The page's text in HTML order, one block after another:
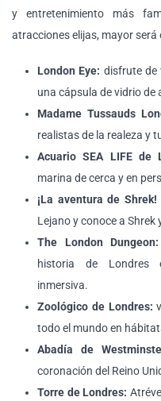
y entretenimiento más
atracciones elijas, mayor será
London Eye: disfrute de
una cápsula de vidrio de
Madame Tussauds
realistas de la realeza y
Acuario SEA LIFE de
marina de cerca y en
¡La aventura de Shrek!
Lejano y conoce a Shrek
The London Dungeon:
historia de Londres
inmersiva.
Zoológico de Londres:
todo el mundo en
Abadía de
coronación del Reino
Torre de Londres: